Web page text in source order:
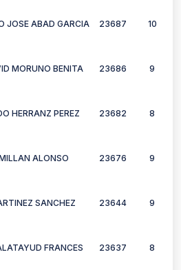
JOSE ABAD GARCIA 23687 10
MORUNO BENITA 23686 9
HERRANZ PEREZ 23682 8
ALONSO 23676 9
SANCHEZ 23644 9
FRANCES 23637 8